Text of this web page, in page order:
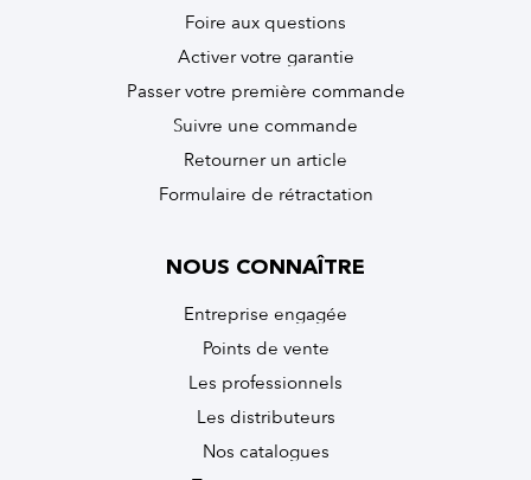
Foire aux questions
Activer votre garantie
Passer votre première commande
Suivre une commande
Retourner un article
Formulaire de rétractation
NOUS CONNAÎTRE
Entreprise engagée
Points de vente
Les professionnels
Les distributeurs
Nos catalogues